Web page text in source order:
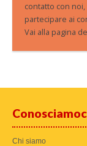
contatto con
partecipare ai
Vai alla pagina
Chi siamo